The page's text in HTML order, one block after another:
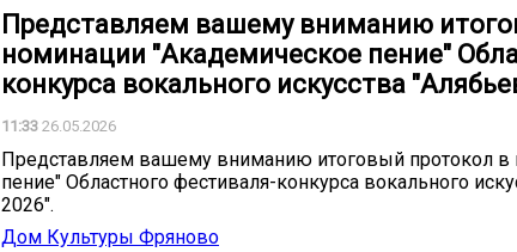
Представляем вашему вниманию
номинации "Академическое пение"
конкурса вокального искусства
11:33 26.05.2026
Представляем вашему вниманию итоговый протокол в
пение" Областного фестиваля-конкурса вокального
2026".
Дом Культуры Фряново